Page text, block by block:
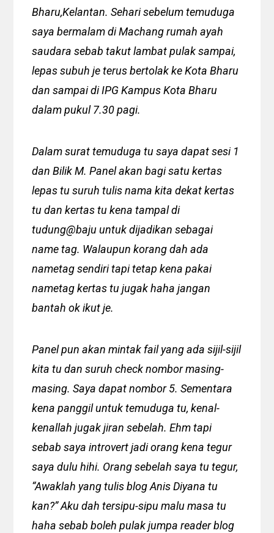
Bharu,Kelantan. Sehari sebelum temuduga
saya bermalam di Machang rumah ayah
saudara sebab takut lambat pulak sampai,
lepas subuh je terus bertolak ke Kota Bharu
dan sampai di IPG Kampus Kota Bharu
dalam pukul 7.30 pagi.
Dalam surat temuduga tu saya dapat sesi 1
dan Bilik M. Panel akan bagi satu kertas
lepas tu suruh tulis nama kita dekat kertas
tu dan kertas tu kena tampal di
tudung@baju untuk dijadikan sebagai
name tag. Walaupun korang dah ada
nametag sendiri tapi tetap kena pakai
nametag kertas tu jugak haha jangan
bantah ok ikut je.
Panel pun akan mintak fail yang ada sijil-sijil
kita tu dan suruh check nombor masing-
masing. Saya dapat nombor 5. Sementara
kena panggil untuk temuduga tu, kenal-
kenallah jugak jiran sebelah. Ehm tapi
sebab saya introvert jadi orang kena tegur
saya dulu hihi. Orang sebelah saya tu tegur,
“Awaklah yang tulis blog Anis Diyana tu
kan?” Aku dah tersipu-sipu malu masa tu
haha sebab boleh pulak jumpa reader blog